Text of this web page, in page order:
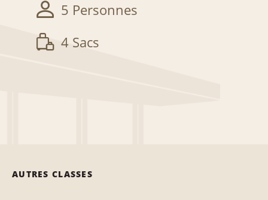
5 Personnes
4 Sacs
AUTRES CLASSES